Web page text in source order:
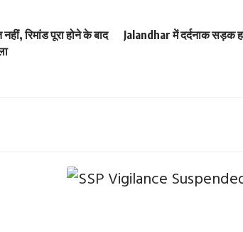
रिमांड पूरा होने के बाद
Jalandhar में दर्दनाक सड़क